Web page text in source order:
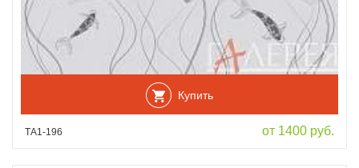
Купить
ТА1-196 от 1400 руб.